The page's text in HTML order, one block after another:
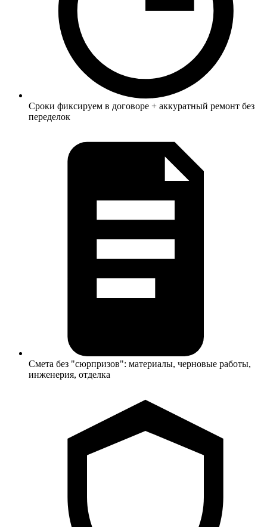
Сроки фиксируем в договоре + аккуратный ремонт без
переделок
Смета без "сюрпризов": материалы, черновые работы,
инженерия, отделка